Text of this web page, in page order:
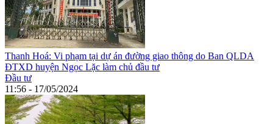
Thanh Hoá: Vi phạm tại dự án đường giao thông do Ban QLDA
ĐTXD huyện Ngọc Lặc làm chủ đầu tư
Đầu tư
11:56 - 17/05/2024